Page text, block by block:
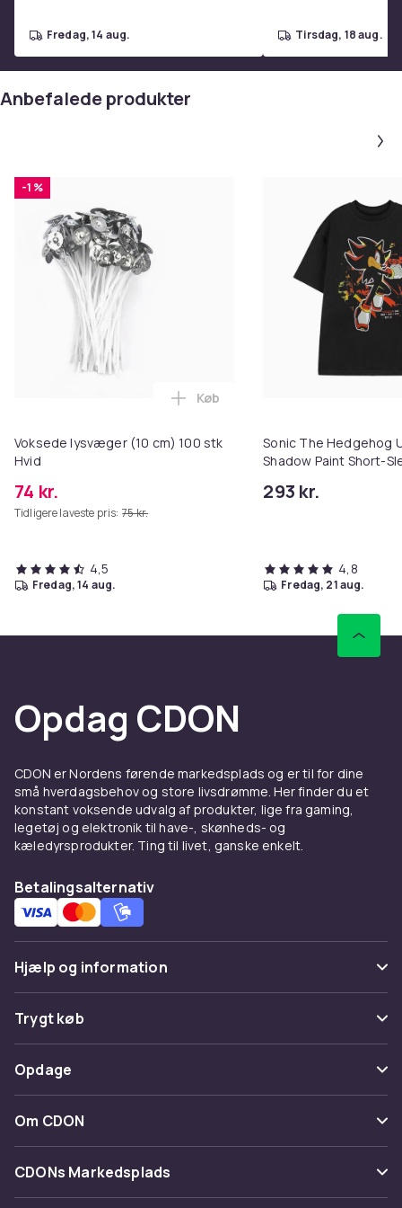
Kids RED (S - 100-115 cm)
Kids RED (XL - 135-145 cm)
Kids GREEN (L - 125-135 cm)
Kids GREEN (XL - 135-145 cm)
Kids dress RED (S - 100-115 cm)
Kids dress RED (M - 115-125 cm)
Kids dress RED (L - 125-135 cm)
Kids dress RED (XL - 135-145 cm)
Kids dress GREEN (S - 100-115 cm)
Kids dress GREEN (M - 115-125 cm)
Kids dress GREEN (L - 125-135 cm)
Kids dress GREEN (XL - 135-145 cm)
Adult GREEN (175-185 cm)
Vægt, gram
Varenr.
7048a48f-9a92-582b-b2d4-7a6f587d1985
Produktsikkerhedsinformation
fredag, 14 aug. tirsdag, 18 aug.
Anbefalede produkter
-1 %
Voksede lysvæger (10 cm) 100 stk
Hvid
74 kr.
Tidligere laveste pris: 75 kr.
Læg Voksede lysvæger (10 cm)
Køb
4,5
fredag, 14 aug.
Sonic The Hedgehog
Shadow Paint Short-
293 kr.
4,8
fredag, 21 aug.
Opdag CDON
CDON er Nordens førende markedsplads og er til for dine
små hverdagsbehov og store livsdrømme. Her finder du et
konstant voksende udvalg af produkter, lige fra gaming,
legetøj og elektronik til have-, skønheds- og
kæledyrsprodukter. Ting til livet, ganske enkelt.
Betalingsalternativ
Hjælp og information
Ofte stillede spørgsmål
Spor pakke
Fortryd & returner her
Kontakt os
Trygt køb
Betaling
Levering
Tilbagekaldelser
Opdage
Kategorier
Maerke
Om CDON
Om os
Kundeanmeldelser
CDONs Markedsplads